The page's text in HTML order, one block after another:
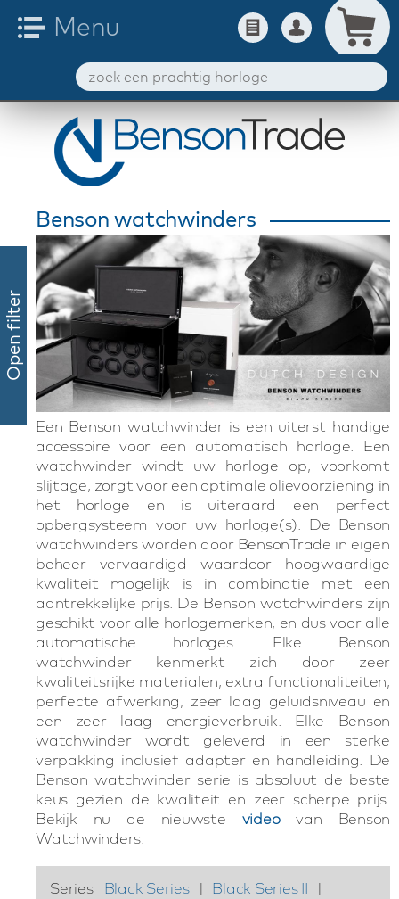
Open filter
Benson watchwinders
Een Benson watchwinder is een uiterst handige
accessoire voor een automatisch horloge. Een
watchwinder windt uw horloge op, voorkomt
slijtage, zorgt voor een optimale olievoorziening in
het horloge en is uiteraard een perfect
opbergsysteem voor uw horloge(s). De Benson
watchwinders worden door BensonTrade in eigen
beheer vervaardigd waardoor hoogwaardige
kwaliteit mogelijk is in combinatie met een
aantrekkelijke prijs. De Benson watchwinders zijn
geschikt voor alle horlogemerken, en dus voor alle
automatische horloges. Elke Benson
watchwinder kenmerkt zich door zeer
kwaliteitsrijke materialen, extra functionaliteiten,
perfecte afwerking, zeer laag geluidsniveau en
een zeer laag energieverbruik. Elke Benson
watchwinder wordt geleverd in een sterke
verpakking inclusief adapter en handleiding. De
Benson watchwinder serie is absoluut de beste
keus gezien de kwaliteit en zeer scherpe prijs.
Bekijk nu de nieuwste videovan Benson
Watchwinders.
Series Black Series | Black Series II
|